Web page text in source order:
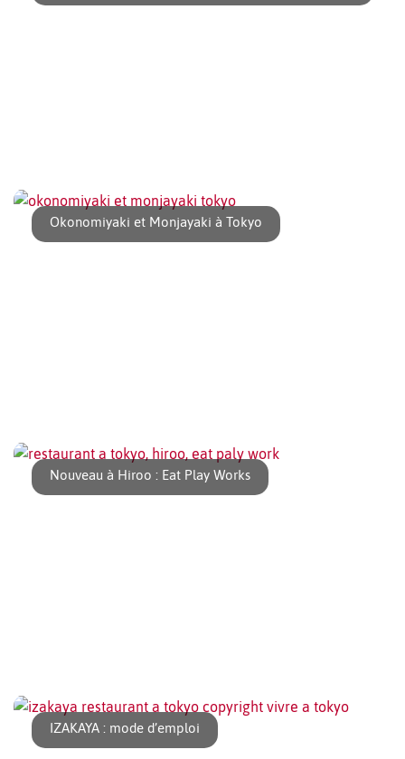
de luxe et à ses cafés à la mode. Mais [...]
Okonomiyaki et Monjayaki à Tokyo
Monja, sont deux plats relativement similaires [...]
Nouveau à Hiroo : Eat Play Works
une nouvelle adresse est maintenant [...]
IZAKAYA : mode d’emploi